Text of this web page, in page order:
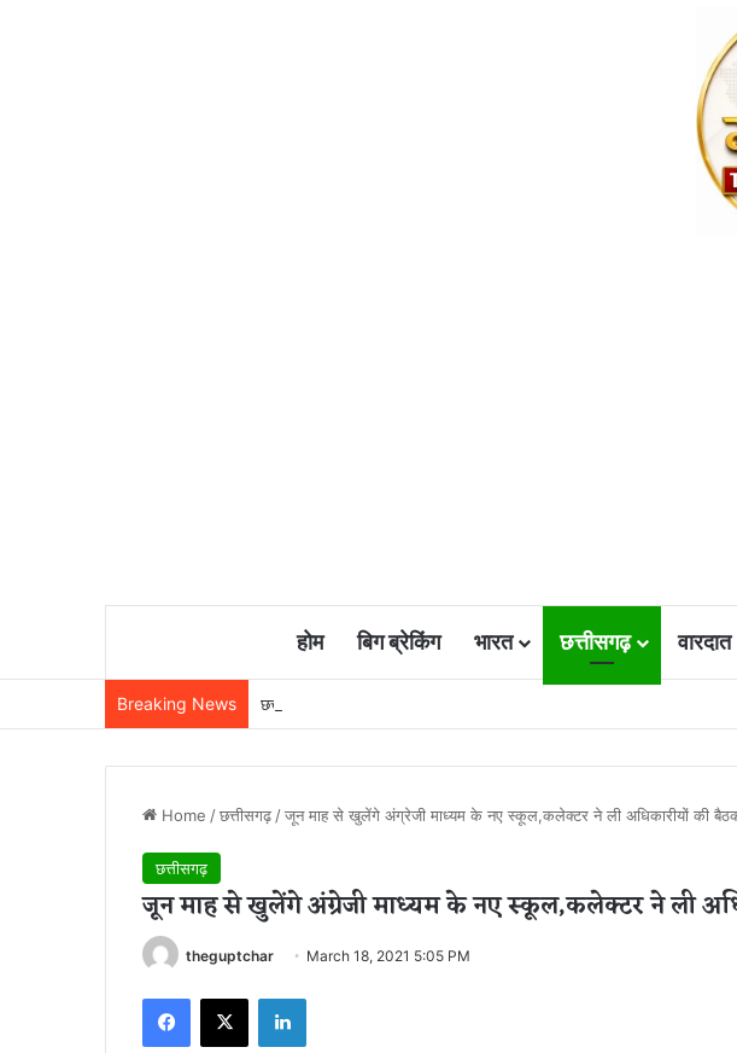
होम बिग ब्रेकिंग भारत छत्तीसगढ़ वारदात
Breaking News छत्तीसगढ़ में रेलवे विस्तार की रफ्तार तेज, बजट आवंटन 24 गुना बढ़ा; 36 परियोजनाओं
Home /छत्तीसगढ़ /जून माह से खुलेंगे अंग्रेजी माध्यम के नए स्कूल,कलेक्टर ने ली अधिकारीयों की
छत्तीसगढ़
जून माह से खुलेंगे अंग्रेजी माध्यम के नए स्कूल,कलेक्टर ने ली
theguptchar March 18, 2021 5:05 PM